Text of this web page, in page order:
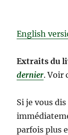
English
Extraits du
dernier. Voir
Si je vous
parfois plus